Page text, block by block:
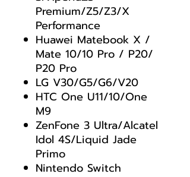
Premium/Z5/Z3/X
Performance
Huawei Matebook X /
Mate 10/10 Pro / P20/
P20 Pro
LG V30/G5/G6/V20
HTC One U11/10/One
M9
ZenFone 3 Ultra/Alcatel
Idol 4S/Liquid Jade
Primo
Nintendo Switch